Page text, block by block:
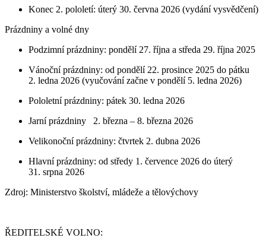
Konec 2. pololetí: úterý 30. června 2026 (vydání vysvědčení)
Prázdniny a volné dny
Podzimní prázdniny: pondělí 27. října a středa 29. října 2025
Vánoční prázdniny: od pondělí 22. prosince 2025 do pátku
2. ledna 2026 (vyučování začne v pondělí 5. ledna 2026)
Pololetní prázdniny: pátek 30. ledna 2026
Jarní prázdniny 2. března – 8. března 2026
Velikonoční prázdniny: čtvrtek 2. dubna 2026
Hlavní prázdniny: od středy 1. července 2026 do úterý
31. srpna 2026
Zdroj: Ministerstvo školství, mládeže a tělovýchovy
ŘEDITELSKÉ VOLNO: